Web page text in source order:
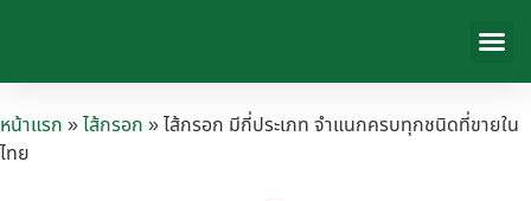
หน้าแรก »ไส้กรอก »ไส้กรอก มีกี่ประเภท จำแนกครบทุกชนิดที่ขายใน
ไทย